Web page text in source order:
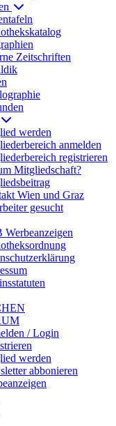
Zeitschriften
werden
anmelden
registrieren
Mitgliedschaft?
Wien und Graz
gesucht
Werbeanzeigen
/ Login
werden
abbonieren